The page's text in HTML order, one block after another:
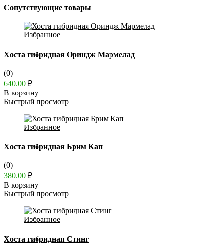
Сопутствующие товары
Избранное
Хоста гибридная Ориндж Мармелад
(0)
640.00 ₽
В корзину
Быстрый просмотр
Избранное
Хоста гибридная Брим Кап
(0)
380.00 ₽
В корзину
Быстрый просмотр
Избранное
Хоста гибридная Стинг